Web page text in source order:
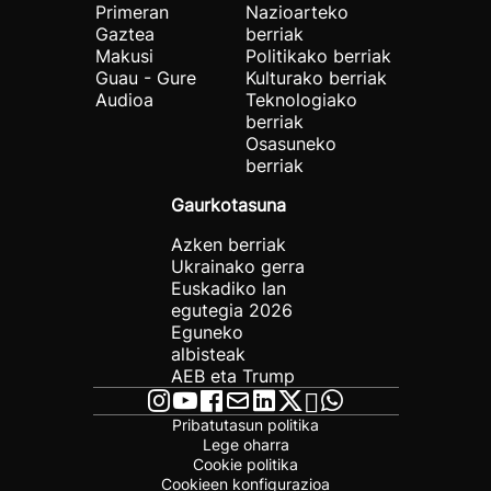
Primeran
Gaztea
Makusi
Guau - Gure
Audioa
Nazioarteko
berriak
Politikako berriak
Kulturako berriak
Teknologiako
berriak
Osasuneko
berriak
Gaurkotasuna
Azken berriak
Ukrainako gerra
Euskadiko lan
egutegia 2026
Eguneko
albisteak
AEB eta Trump
Pribatutasun politika
Lege oharra
Cookie politika
Cookieen konfigurazioa